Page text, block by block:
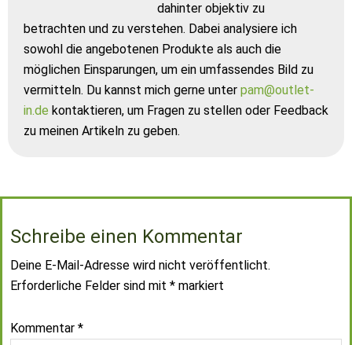
dahinter objektiv zu
betrachten und zu verstehen. Dabei analysiere ich
sowohl die angebotenen Produkte als auch die
möglichen Einsparungen, um ein umfassendes Bild zu
vermitteln. Du kannst mich gerne unter pam@outlet-
in.de kontaktieren, um Fragen zu stellen oder Feedback
zu meinen Artikeln zu geben.
Schreibe einen Kommentar
Deine E-Mail-Adresse wird nicht veröffentlicht.
Erforderliche Felder sind mit * markiert
Kommentar *